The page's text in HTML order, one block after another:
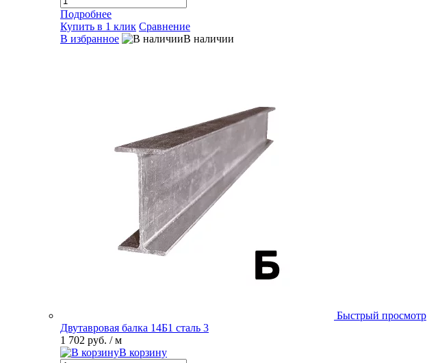
Подробнее
Купить в 1 клик Сравнение
В избранное
В наличии
Быстрый просмотр
Двутавровая балка 14Б1 сталь 3
1 702 руб. / м
В корзину